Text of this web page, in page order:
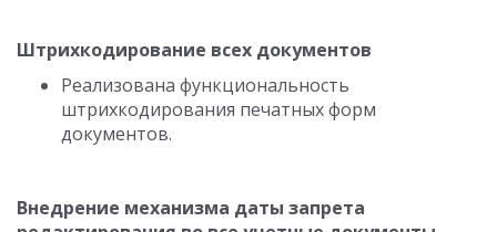
Штрихкодирование всех документов
Реализована функциональность
штрихкодирования печатных форм
документов.
Внедрение механизма даты запрета